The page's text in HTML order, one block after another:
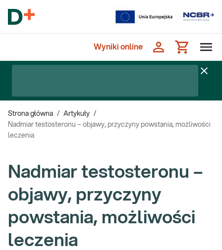
Wyniki online
Strona główna / Artykuły /
Nadmiar testosteronu – objawy, przyczyny powstania, możliwości
leczenia
Nadmiar testosteronu –
objawy, przyczyny
powstania, możliwości
leczenia